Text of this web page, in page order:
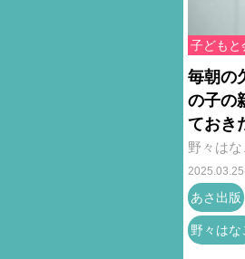
子どもと
毎朝の
の子の
ておき
野々はな
あさ出版
野々はな